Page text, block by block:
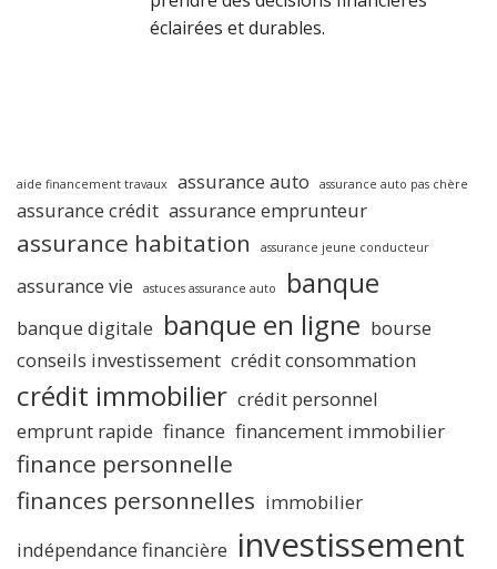
éclairées et durables.
aide financement travaux assurance auto assurance auto pas chère
assurance crédit assurance emprunteur
assurance habitation assurance jeune conducteur
assurance vie astuces assurance auto banque
banque digitale banque en ligne bourse
conseils investissement crédit consommation
crédit immobilier crédit personnel
emprunt rapide finance financement immobilier
finance personnelle
finances personnelles immobilier
indépendance financière investissement